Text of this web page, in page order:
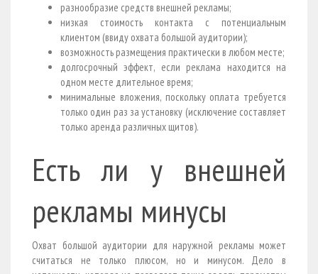
разнообразие средств внешней рекламы;
низкая стоимость контакта с потенциальным
клиентом (ввиду охвата большой аудитории);
возможность размещения практически в любом месте;
долгосрочный эффект, если реклама находится на
одном месте длительное время;
минимальные вложения, поскольку оплата требуется
только один раз за установку (исключение составляет
только аренда различных щитов).
Есть ли у внешней
рекламы минусы
Охват большой аудитории для наружной рекламы может
считаться не только плюсом, но и минусом. Дело в